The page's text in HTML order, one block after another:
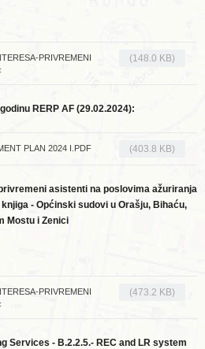
PRIVREMENI
(148.0 KB)
RERP AF (29.02.2024):
PLAN 2024 I.PDF (403.8 KB)
asistenti na poslovima ažuriranja
- Općinski sudovi u Orašju, Bihaću,
Mostu i Zenici
PRIVREMENI
(473.2 KB)
Services - B.2.2.5.- REC and LR system